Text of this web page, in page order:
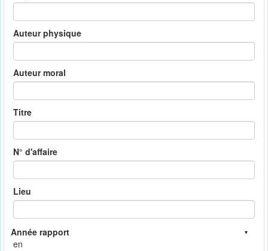
Auteur physique
Auteur moral
Titre
N° d'affaire
Lieu
en